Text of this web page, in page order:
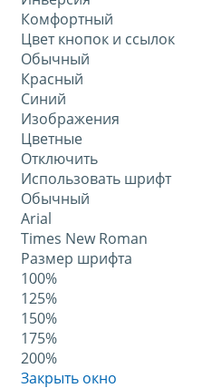
Комфортный
Цвет кнопок и ссылок
Обычный
Красный
Синий
Изображения
Цветные
Отключить
Использовать шрифт
Обычный
Arial
Times New Roman
Размер шрифта
100%
125%
150%
175%
200%
Закрыть окно